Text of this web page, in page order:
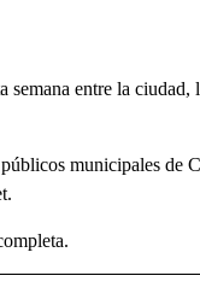
entre la
municipales de
ABOUT NEW